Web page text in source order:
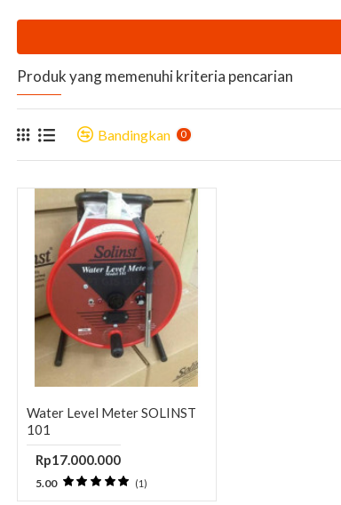
Produk yang memenuhi kriteria pencarian
Bandingkan 0
Water Level Meter SOLINST
101
Rp17.000.000
5.00 (1)